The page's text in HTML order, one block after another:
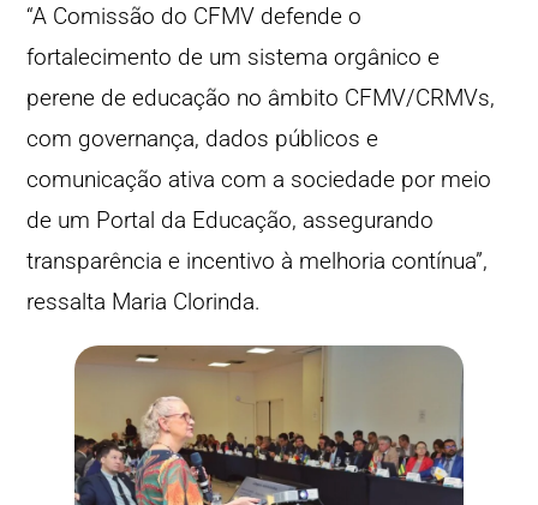
“A Comissão do CFMV defende o
fortalecimento de um sistema orgânico e
perene de educação no âmbito CFMV/CRMVs,
com governança, dados públicos e
comunicação ativa com a sociedade por meio
de um Portal da Educação, assegurando
transparência e incentivo à melhoria contínua”,
ressalta Maria Clorinda.